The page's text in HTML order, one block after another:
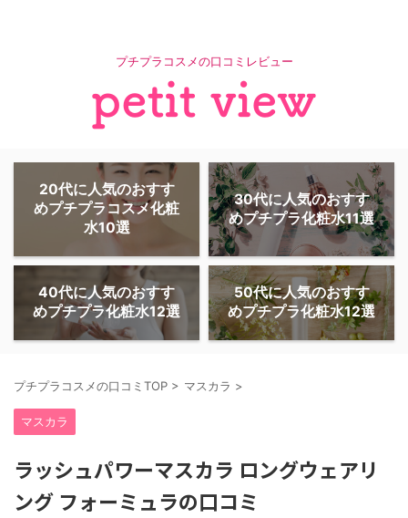
プチプラコスメの口コミレビュー
20代に人気のおすす
めプチプラコスメ化粧
水10選
30代に人気のおすす
めプチプラ化粧水11選
40代に人気のおすす
めプチプラ化粧水12選
50代に人気のおすす
めプチプラ化粧水12選
プチプラコスメの口コミTOP > マスカラ >
マスカラ
ラッシュパワーマスカラ ロングウェアリ
ング フォーミュラの口コミ